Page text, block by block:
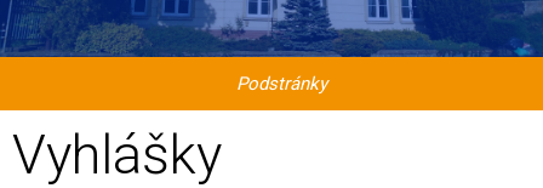
Podstránky
Vyhlášky